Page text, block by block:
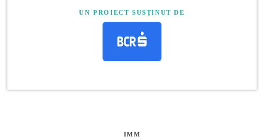
UN PROIECT SUSȚINUT DE
IMM